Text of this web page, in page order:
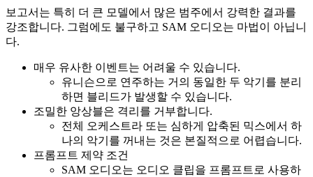
보고서는 특히 더 큰 모델에서 많은 범주에서 강력한 결과를
강조합니다. 그럼에도 불구하고 SAM 오디오는 마법이 아닙니
다.
매우 유사한 이벤트는 어려울 수 있습니다.
유니슨으로 연주하는 거의 동일한 두 악기를 분리
하면 블리드가 발생할 수 있습니다.
조밀한 앙상블은 격리를 거부합니다.
전체 오케스트라 또는 심하게 압축된 믹스에서 하
나의 악기를 꺼내는 것은 본질적으로 어렵습니다.
프롬프트 제약 조건
SAM 오디오는 오디오 클립을 프롬프트로 사용하